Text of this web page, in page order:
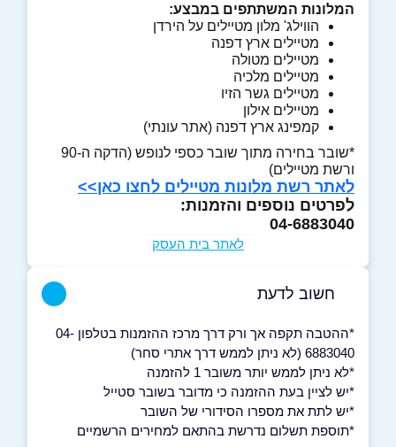
המלונות המשתתפים במבצע:
הווילג' מלון מטיילים על הירדן
מטיילים ארץ דפנה
מטיילים מטולה
מטיילים מלכיה
מטיילים גשר הזיו
מטיילים אילון
קמפינג ארץ דפנה (אתר עונתי)
*שובר בחירה מתוך שובר כספי לנופש (הדקה ה-90
ורשת מטיילים)
לאתר רשת מלונות מטיילים לחצו כאן>>
לפרטים נוספים והזמנות:
04-6883040
לאתר בית העסק
חשוב לדעת
*ההטבה תקפה אך ורק דרך מרכז ההזמנות בטלפון 04-
6883040 (לא ניתן לממש דרך אתרי סחר)
*לא ניתן לממש יותר משובר 1 להזמנה
*יש לציין בעת ההזמנה כי מדובר בשובר סטייל
*יש לתת את מספרו הסידורי של השובר
*תוספת תשלום נדרשת בהתאם למחירים הרשמיים